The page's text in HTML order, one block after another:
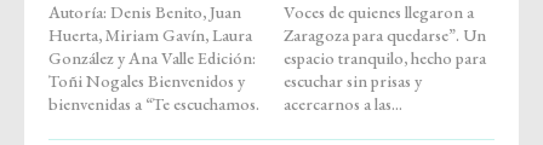
Autoría: Denis Benito, Juan
Huerta, Miriam Gavín, Laura
González y Ana Valle Edición:
Toñi Nogales Bienvenidos y
bienvenidas a “Te escuchamos.
Voces de quienes llegaron a
Zaragoza para quedarse”. Un
espacio tranquilo, hecho para
escuchar sin prisas y
acercarnos a las...